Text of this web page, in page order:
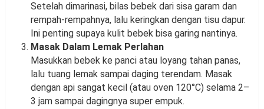
Setelah dimarinasi, bilas bebek dari sisa garam dan
rempah-rempahnya, lalu keringkan dengan tisu dapur.
Ini penting supaya kulit bebek bisa garing nantinya.
Masak Dalam Lemak Perlahan
Masukkan bebek ke panci atau loyang tahan panas,
lalu tuang lemak sampai daging terendam. Masak
dengan api sangat kecil (atau oven 120°C) selama 2–
3 jam sampai dagingnya super empuk.